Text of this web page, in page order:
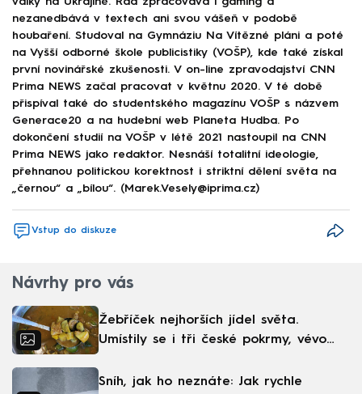
nezanedbává v textech ani svou vášeň v podobě
houbaření. Studoval na Gymnáziu Na Vítězné pláni a poté
na Vyšší odborné škole publicistiky (VOŠP), kde také získal
první novinářské zkušenosti. V on-line zpravodajství CNN
Prima NEWS začal pracovat v květnu 2020. V té době
přispíval také do studentského magazínu VOŠP s názvem
Generace20 a na hudební web Planeta Hudba. Po
dokončení studií na VOŠP v létě 2021 nastoupil na CNN
Prima NEWS jako redaktor. Nesnáší totalitní ideologie,
přehnanou politickou korektnost i striktní dělení světa na
„černou“ a „bílou“. (Marek.Vesely@iprima.cz)
Vstup do diskuze
Návrhy pro vás
Žebříček nejhorších jídel světa.
Umístily se i tři české pokrmy, vévodí
Sníh, jak ho neznáte: Jak rychle